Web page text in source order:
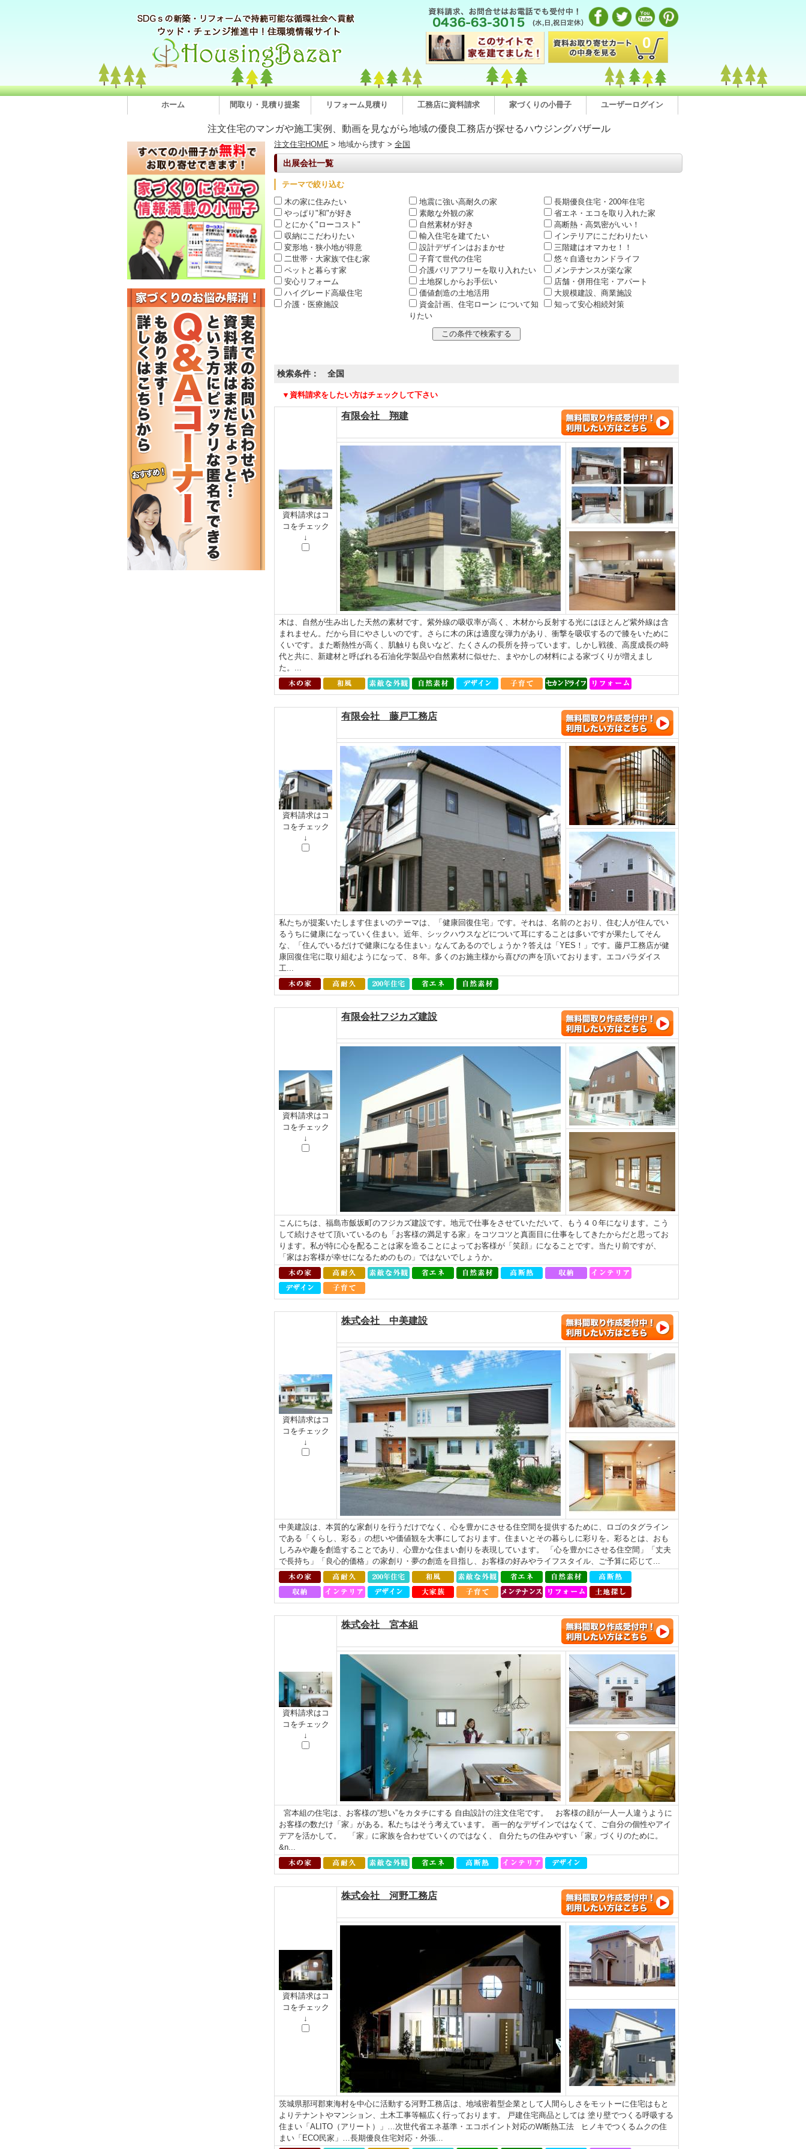
0
ホーム 間取り・見積り提案 リフォーム見積り 工務店に資料請求 家づくりの小冊子 ユーザーログイン
注文住宅のマンガや施工実例、動画を見ながら地域の優良工務店が探せるハウジングバザール
注文住宅HOME > 地域から捜す > 全国
出展会社一覧
テーマで絞り込む
木の家に住みたい
地震に強い高耐久の家
長期優良住宅・200年住宅
やっぱり"和"が好き
素敵な外観の家
省エネ・エコを取り入れた家
とにかく"ローコスト"
自然素材が好き
高断熱・高気密がいい！
収納にこだわりたい
輸入住宅を建てたい
インテリアにこだわりたい
変形地・狭小地が得意
設計デザインはおまかせ
三階建はオマカセ！！
二世帯・大家族で住む家
子育て世代の住宅
悠々自適セカンドライフ
ペットと暮らす家
介護バリアフリーを取り入れたい
メンテナンスが楽な家
安心リフォーム
土地探しからお手伝い
店舗・併用住宅・アパート
ハイグレード高級住宅
価値創造の土地活用
大規模建設、商業施設
介護・医療施設
資金計画、住宅ローン について知
りたい
知って安心相続対策
検索条件： 全国
▼資料請求をしたい方はチェックして下さい
資料請求はコ
コをチェック
↓
有限会社 翔建
木は、自然が生み出した天然の素材です。紫外線の吸収率が高く、木材から反射する光にはほとんど紫外線は含
まれません。だから目にやさしいのです。さらに木の床は適度な弾力があり、衝撃を吸収するので膝をいために
くいです。また断熱性が高く、肌触りも良いなど、たくさんの長所を持っています。しかし戦後、高度成長の時
代と共に、新建材と呼ばれる石油化学製品や自然素材に似せた、まやかしの材料による家づくりが増えまし
た。...
資料請求はコ
コをチェック
↓
有限会社 藤戸工務店
私たちが提案いたします住まいのテーマは、「健康回復住宅」です。それは、名前のとおり、住む人が住んでい
るうちに健康になっていく住まい。近年、シックハウスなどについて耳にすることは多いですが果たしてそん
な、「住んでいるだけで健康になる住まい」なんてあるのでしょうか？答えは「YES！」です。藤戸工務店が健
康回復住宅に取り組むようになって、８年。多くのお施主様から喜びの声を頂いております。エコパラダイス
工...
資料請求はコ
コをチェック
↓
有限会社フジカズ建設
こんにちは、福島市飯坂町のフジカズ建設です。地元で仕事をさせていただいて、もう４０年になります。こう
して続けさせて頂いているのも「お客様の満足する家」をコツコツと真面目に仕事をしてきたからだと思ってお
ります。私が特に心を配ることは家を造ることによってお客様が「笑顔」になることです。当たり前ですが、
「家はお客様が幸せになるためのもの」ではないでしょうか。
資料請求はコ
コをチェック
↓
株式会社 中美建設
中美建設は、本質的な家創りを行うだけでなく、心を豊かにさせる住空間を提供するために、ロゴのタグライン
である「くらし、彩る」の想いや価値観を大事にしております。住まいとその暮らしに彩りを。彩るとは、おも
しろみや趣を創造することであり、心豊かな住まい創りを表現しています。 「心を豊かにさせる住空間」「丈夫
で長持ち」「良心的価格」の家創り・夢の創造を目指し、お客様の好みやライフスタイル、ご予算に応じて...
資料請求はコ
コをチェック
↓
株式会社 宮本組
宮本組の住宅は、お客様の“想い”をカタチにする 自由設計の注文住宅です。 お客様の顔が一人一人違うように
お客様の数だけ「家」がある。私たちはそう考えています。 画一的なデザインではなくて、ご自分の個性やアイ
デアを活かして。 「家」に家族を合わせていくのではなく、 自分たちの住みやすい「家」づくりのために。
&n...
資料請求はコ
コをチェック
↓
株式会社 河野工務店
茨城県那珂郡東海村を中心に活動する河野工務店は、地域密着型企業として人間らしさをモットーに住宅はもと
よりテナントやマンション、土木工事等幅広く行っております。 戸建住宅商品としては 塗り壁でつくる呼吸する
住まい「ALITO（アリート）」…次世代省エネ基準・エコポイント対応のW断熱工法 ヒノキでつくるムクの住
まい「ECO民家」…長期優良住宅対応・外張...